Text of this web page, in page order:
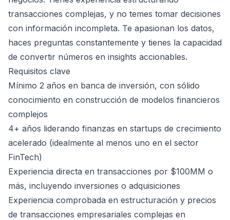
transacciones complejas, y no temes tomar decisiones
con información incompleta. Te apasionan los datos,
haces preguntas constantemente y tienes la capacidad
de convertir números en insights accionables.
Requisitos clave
Mínimo 2 años en banca de inversión, con sólido
conocimiento en construcción de modelos financieros
complejos
4+ años liderando finanzas en startups de crecimiento
acelerado (idealmente al menos uno en el sector
FinTech)
Experiencia directa en transacciones por $100MM o
más, incluyendo inversiones o adquisiciones
Experiencia comprobada en estructuración y precios
de transacciones empresariales complejas en